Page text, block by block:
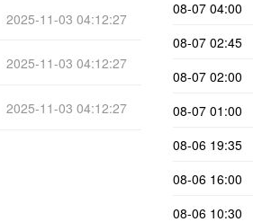
2025-11-03 04:12:27
2025-11-03 04:12:27
2025-11-03 04:12:27
08-07 04:00
08-07 02:45
08-07 02:00
08-07 01:00
08-06 19:35
08-06 16:00
08-06 10:30